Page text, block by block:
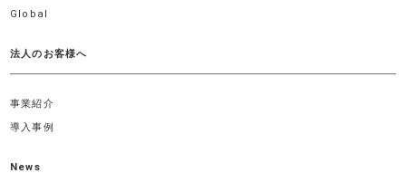
Global
法人のお客様へ
事業紹介
導入事例
News